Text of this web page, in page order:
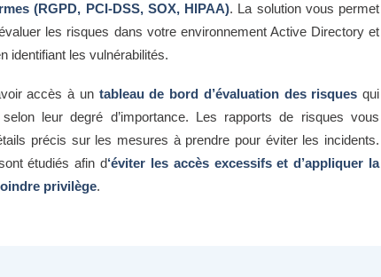
(RGPD, PCI-DSS, SOX, HIPAA). La solution vous permet
les risques dans votre environnement Active Directory et
identifiant les vulnérabilités.
accès à untableau de bord d’évaluation des risques qui
leur degré d’importance. Les rapports de risques vous
précis sur les mesures à prendre pour éviter les incidents.
étudiés afin d‘éviter les accès excessifs et d’appliquer la
privilège.